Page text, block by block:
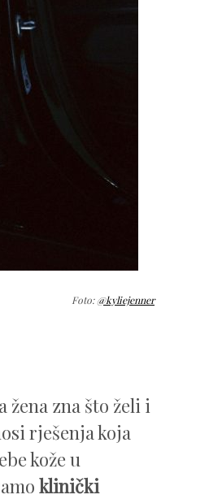
Foto:@kyliejenner
žena zna što želi i
rješenja koja
kože u
klinički